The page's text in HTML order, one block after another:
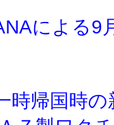
による9
時帰国時